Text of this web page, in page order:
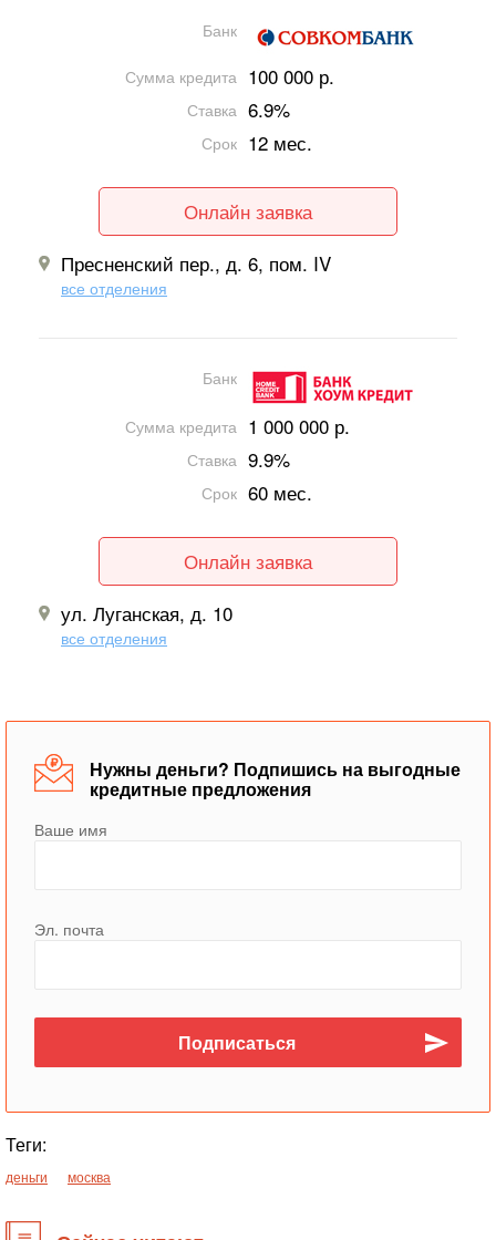
Банк
Сумма кредита 100 000 р.
Ставка 6.9%
Срок 12 мес.
Онлайн заявка
Пресненский пер., д. 6, пом. IV
все отделения
Банк
Сумма кредита 1 000 000 р.
Ставка 9.9%
Срок 60 мес.
Онлайн заявка
ул. Луганская, д. 10
все отделения
Нужны деньги? Подпишись на выгодные
кредитные предложения
Ваше имя
Эл. почта
Теги:
деньги москва